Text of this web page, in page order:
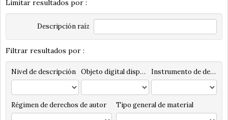
Limitar resultados por :
Descripción raíz
Filtrar resultados por :
Nivel de descripción Objeto digital disponibles Instrumento de descripción
Régimen de derechos de autor Tipo general de material